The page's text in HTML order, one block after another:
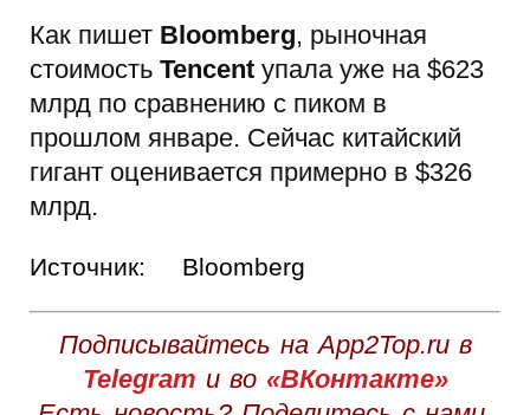
Как пишет Bloomberg, рыночная
стоимость Tencent упала уже на $623
млрд по сравнению с пиком в
прошлом январе. Сейчас китайский
гигант оценивается примерно в $326
млрд.
Источник: Bloomberg
Подписывайтесь на App2Top.ru в
Telegram и во «ВКонтакте»